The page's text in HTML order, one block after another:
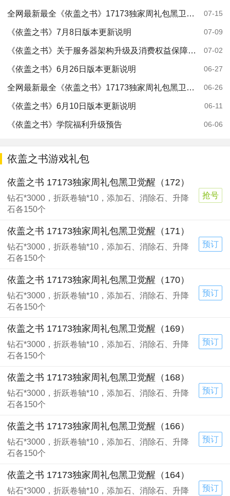
全网最新最全《依盖之书》17173独家周礼包黑卫觉醒（168） 07-15
《依盖之书》7月8日版本更新说明 07-09
《依盖之书》关于服务器架构升级及消费权益保障的公告 07-02
《依盖之书》6月26日版本更新说明 06-27
全网最新最全《依盖之书》17173独家周礼包黑卫觉醒（166） 06-26
《依盖之书》6月10日版本更新说明 06-11
《依盖之书》学院福利升级预告 06-06
依盖之书游戏礼包
依盖之书 17173独家周礼包黑卫觉醒（172）
钻石*3000，折跃卷轴*10，添加石、消除石、升降
石各150个
抢号
依盖之书 17173独家周礼包黑卫觉醒（171）
钻石*3000，折跃卷轴*10，添加石、消除石、升降
石各150个
预订
依盖之书 17173独家周礼包黑卫觉醒（170）
钻石*3000，折跃卷轴*10，添加石、消除石、升降
石各150个
预订
依盖之书 17173独家周礼包黑卫觉醒（169）
钻石*3000，折跃卷轴*10，添加石、消除石、升降
石各150个
预订
依盖之书 17173独家周礼包黑卫觉醒（168）
钻石*3000，折跃卷轴*10，添加石、消除石、升降
石各150个
预订
依盖之书 17173独家周礼包黑卫觉醒（166）
钻石*3000，折跃卷轴*10，添加石、消除石、升降
石各150个
预订
依盖之书 17173独家周礼包黑卫觉醒（164）
钻石*3000，折跃卷轴*10，添加石、消除石、升降
预订